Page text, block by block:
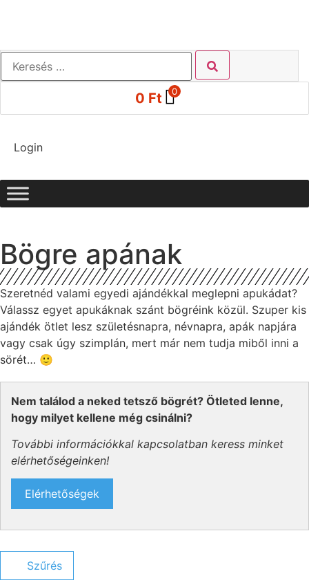
0 Ft 0
Login
Bögre apának
Szeretnéd valami egyedi ajándékkal meglepni apukádat?
Válassz egyet apukáknak szánt bögréink közül. Szuper kis
ajándék ötlet lesz születésnapra, névnapra, apák napjára
vagy csak úgy szimplán, mert már nem tudja miből inni a
sörét… 🙂
Nem találod a neked tetsző bögrét? Ötleted lenne,
hogy milyet kellene még csinálni?
További információkkal kapcsolatban keress minket
elérhetőségeinken!
Elérhetőségek
Szűrés